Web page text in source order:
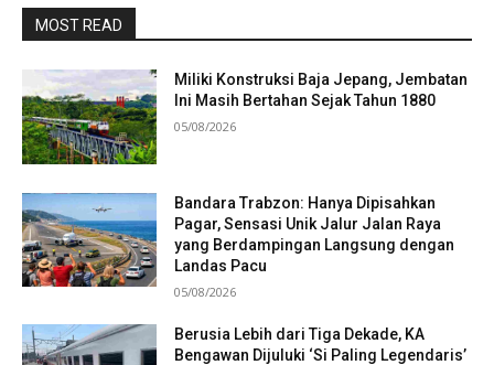
MOST READ
Miliki Konstruksi Baja Jepang, Jembatan
Ini Masih Bertahan Sejak Tahun 1880
05/08/2026
Bandara Trabzon: Hanya Dipisahkan
Pagar, Sensasi Unik Jalur Jalan Raya
yang Berdampingan Langsung dengan
Landas Pacu
05/08/2026
Berusia Lebih dari Tiga Dekade, KA
Bengawan Dijuluki ‘Si Paling Legendaris’